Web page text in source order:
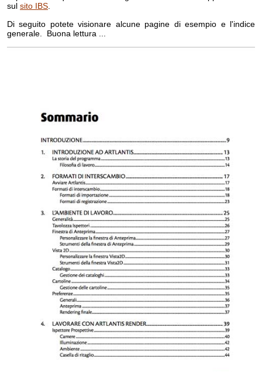
sul sito IBS
Di seguito potete visionare alcune pagine di esempio e l'indice
generale. Buona lettura ...